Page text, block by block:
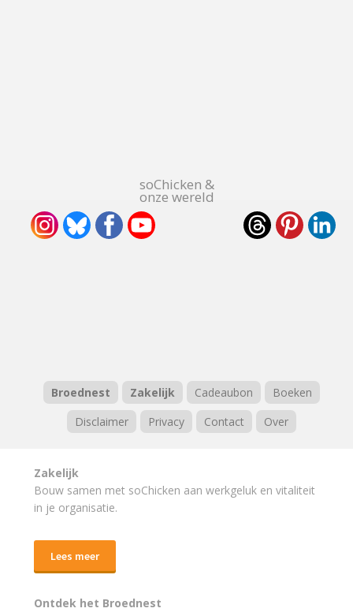
soChicken &
onze wereld
Broednest Zakelijk Cadeaubon
Boeken
Disclaimer
Privacy Contact Over
Zakelijk
Bouw samen met soChicken aan werkgeluk en vitaliteit
in je organisatie.
Lees meer
Ontdek het Broednest